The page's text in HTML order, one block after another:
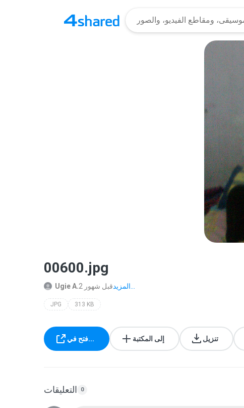
00600.jpg
Ugie A. 2 قبل شهور
JPG 313 KB
فتح في... إلى المكتبة تنزيل
التعليقات 0